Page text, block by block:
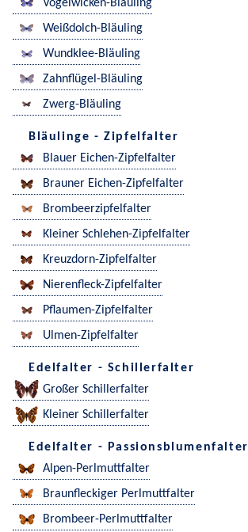
Vogelwicken-Bläuling
Weißdolch-Bläuling
Wundklee-Bläuling
Zahnflügel-Bläuling
Zwerg-Bläuling
Bläulinge - Zipfelfalter
Blauer Eichen-Zipfelfalter
Brauner Eichen-Zipfelfalter
Brombeerzipfelfalter
Kleiner Schlehen-Zipfelfalter
Kreuzdorn-Zipfelfalter
Nierenfleck-Zipfelfalter
Pflaumen-Zipfelfalter
Ulmen-Zipfelfalter
Edelfalter - Schillerfalter
Großer Schillerfalter
Kleiner Schillerfalter
Edelfalter - Passionsblumenfalter
Alpen-Perlmuttfalter
Braunfleckiger Perlmuttfalter
Brombeer-Perlmuttfalter